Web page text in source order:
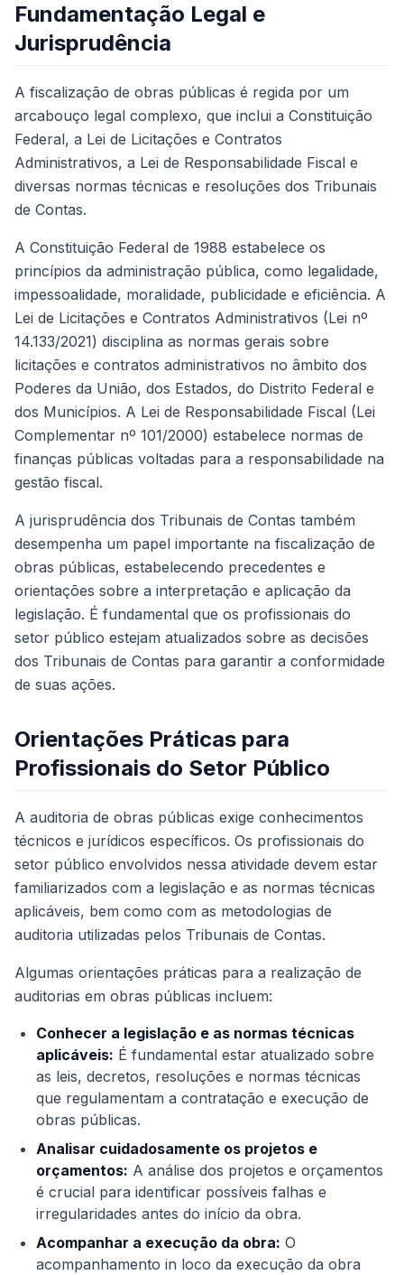
Fundamentação Legal e
Jurisprudência
A fiscalização de obras públicas é regida por um
arcabouço legal complexo, que inclui a Constituição
Federal, a Lei de Licitações e Contratos
Administrativos, a Lei de Responsabilidade Fiscal e
diversas normas técnicas e resoluções dos Tribunais
de Contas.
A Constituição Federal de 1988 estabelece os
princípios da administração pública, como legalidade,
impessoalidade, moralidade, publicidade e eficiência. A
Lei de Licitações e Contratos Administrativos (Lei nº
14.133/2021) disciplina as normas gerais sobre
licitações e contratos administrativos no âmbito dos
Poderes da União, dos Estados, do Distrito Federal e
dos Municípios. A Lei de Responsabilidade Fiscal (Lei
Complementar nº 101/2000) estabelece normas de
finanças públicas voltadas para a responsabilidade na
gestão fiscal.
A jurisprudência dos Tribunais de Contas também
desempenha um papel importante na fiscalização de
obras públicas, estabelecendo precedentes e
orientações sobre a interpretação e aplicação da
legislação. É fundamental que os profissionais do
setor público estejam atualizados sobre as decisões
dos Tribunais de Contas para garantir a conformidade
de suas ações.
Orientações Práticas para
Profissionais do Setor Público
A auditoria de obras públicas exige conhecimentos
técnicos e jurídicos específicos. Os profissionais do
setor público envolvidos nessa atividade devem estar
familiarizados com a legislação e as normas técnicas
aplicáveis, bem como com as metodologias de
auditoria utilizadas pelos Tribunais de Contas.
Algumas orientações práticas para a realização de
auditorias em obras públicas incluem:
Conhecer a legislação e as normas técnicas
aplicáveis: É fundamental estar atualizado sobre
as leis, decretos, resoluções e normas técnicas
que regulamentam a contratação e execução de
obras públicas.
Analisar cuidadosamente os projetos e
orçamentos: A análise dos projetos e orçamentos
é crucial para identificar possíveis falhas e
irregularidades antes do início da obra.
Acompanhar a execução da obra: O
acompanhamento in loco da execução da obra